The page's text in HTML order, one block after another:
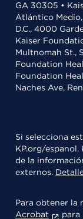
GA 30305 •
Atlántico
D.C., 4000
Kaiser
Multnomah St.,
Foundation
Foundation
Naches Ave,
Si selecciona
KP.org/espanol.
de la
externos.
Para obtener la
Acrobat
para